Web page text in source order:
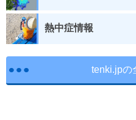
熱中症情報
tenki.jpの